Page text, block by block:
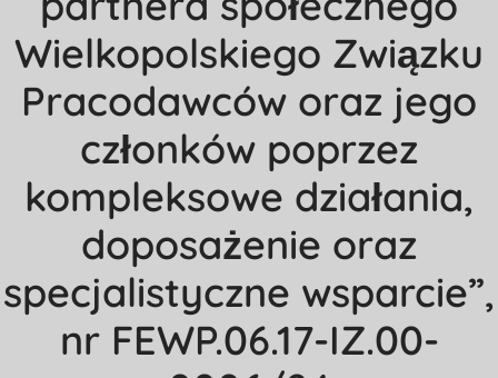
Wielkopolskiego Związku
Pracodawców oraz jego
członków poprzez
kompleksowe działania,
doposażenie oraz
specjalistyczne wsparcie”,
nr FEWP.06.17-IZ.00-